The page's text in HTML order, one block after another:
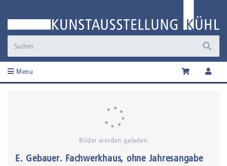
Menu
Bilder werden geladen
E. Gebauer. Fachwerkhaus, ohne Jahresangabe